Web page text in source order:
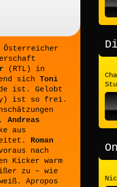
(RTL) in
sich Toni
ist. Gelobt
ist so frei.
Andreas
aus
Roman
nach
Kicker warm
zu – wie
Apropos